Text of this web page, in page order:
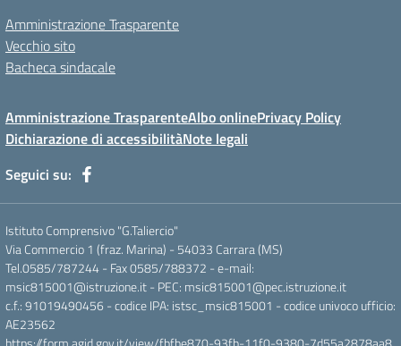
Amministrazione Trasparente
Vecchio sito
Bacheca sindacale
Amministrazione TrasparenteAlbo onlinePrivacy Policy
Dichiarazione di accessibilitàNote legali
Seguici su:
Istituto Comprensivo "G.Taliercio"
Via Commercio 1 (fraz. Marina) - 54033 Carrara (MS)
Tel.0585/787244 - Fax 0585/788372 - e-mail:
msic815001@istruzione.it - PEC: msic815001@pec.istruzione.it
c.f.: 91019490456 - codice IPA: istsc_msic815001 - codice univoco ufficio:
AE23562